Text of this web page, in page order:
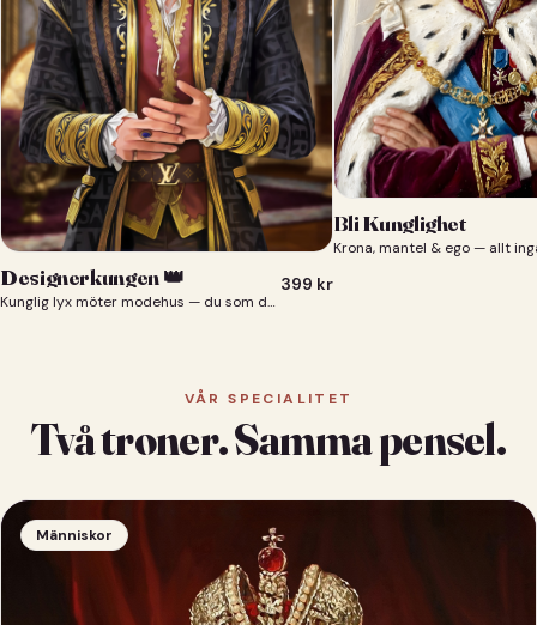
Designerkungen 👑
Kunglig lyx möter modehus — du som designerkung 👑
399 kr
Bli Kunglighet
Krona, mantel & ego — allt
VÅR SPECIALITET
Två troner. Samma pensel.
Människor